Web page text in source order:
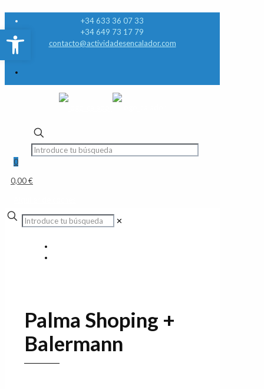
+34 633 36 07 33
+34 649 73 17 79
contacto@actividadesencalador.com
0
0,00 €
✕
Palma Shoping +
Balermann
Abrir barra de herramientas